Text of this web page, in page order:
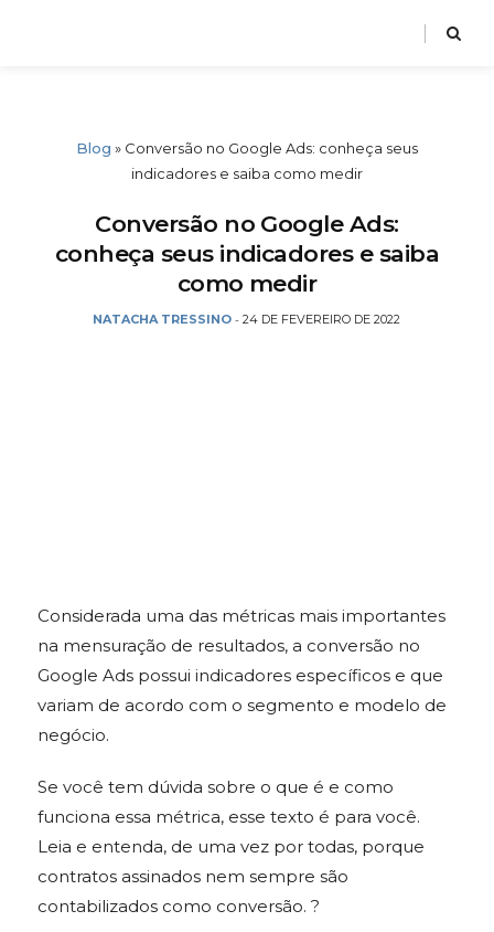
Blog » Conversão no Google Ads: conheça seus
indicadores e saiba como medir
Conversão no Google Ads:
conheça seus indicadores e saiba
como medir
NATACHA TRESSINO - 24 DE FEVEREIRO DE 2022
Considerada uma das métricas mais importantes
na mensuração de resultados, a conversão no
Google Ads possui indicadores específicos e que
variam de acordo com o segmento e modelo de
negócio.
Se você tem dúvida sobre o que é e como
funciona essa métrica, esse texto é para você.
Leia e entenda, de uma vez por todas, porque
contratos assinados nem sempre são
contabilizados como conversão. ?